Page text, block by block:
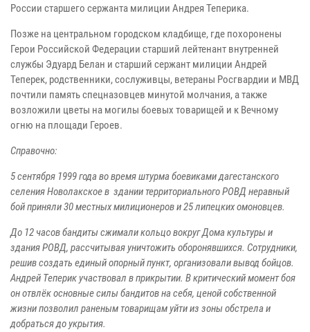
России старшего сержанта милиции Андрея Теперика.
Позже на центральном городском кладбище, где похоронены
Герои Российской Федерации старший лейтенант внутренней
службы Эдуард Белан и старший сержант милиции Андрей
Теперек, родственники, сослуживцы, ветераны Росгвардии и МВД
почтили память спецназовцев минутой молчания, а также
возложили цветы на могилы боевых товарищей и к Вечному
огню на площади Героев.
Справочно:
5 сентября 1999 года во время штурма боевиками дагестанского
селения Новолакское в здании территориального РОВД неравный
бой приняли 30 местных милиционеров и 25 липецких омоновцев.
До 12 часов бандиты сжимали кольцо вокруг Дома культуры и
здания РОВД, рассчитывая уничтожить оборонявшихся. Сотрудники,
решив создать единый опорный пункт, организовали вывод бойцов.
Андрей Теперик участвовал в прикрытии. В критический момент боя
он отвлёк основные силы бандитов на себя, ценой собственной
жизни позволил раненым товарищам уйти из зоны обстрела и
добраться до укрытия.